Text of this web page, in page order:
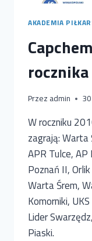
AKADEMIA
Przez admin
W roczniku
zagrają: Warta
APR Tulce, AP
Poznań II,
Warta Śrem,
Komorniki,
Lider
Piaski.